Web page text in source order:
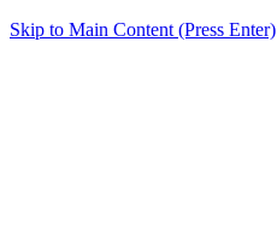
Skip to Main Content (Press Enter)